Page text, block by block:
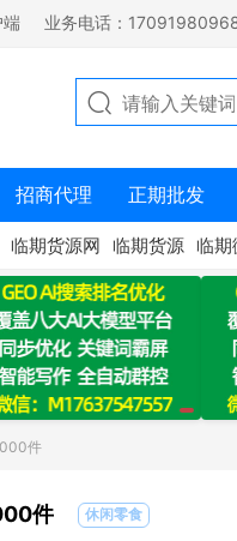
端 业务电话：
招商代理 正期批发
临期货源网 临期货源 临期
件
件 休闲零食